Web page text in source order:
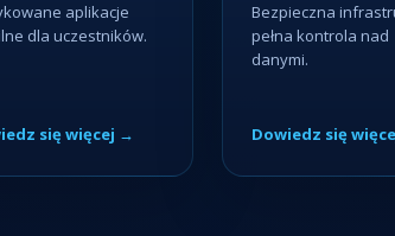
aplikacje
dla uczestników.
się więcej →
Bezpieczna
pełna kontrola nad
danymi.
Dowiedz się